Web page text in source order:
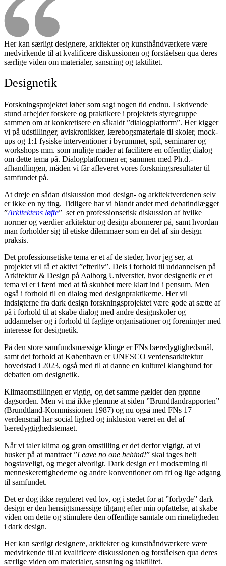
Her kan særligt designere, arkitekter og kunsthåndværkere være
medvirkende til at kvalificere diskussionen og forståelsen qua deres
særlige viden om materialer, sansning og taktilitet.
Designetik
Forskningsprojektet løber som sagt nogen tid endnu. I skrivende
stund arbejder forskere og praktikere i projektets styregruppe
sammen om at konkretisere en såkaldt ”dialogplatform”. Her kigger
vi på udstillinger, aviskronikker, lærebogsmateriale til skoler, mock-
ups og 1:1 fysiske interventioner i byrummet, spil, seminarer og
workshops mm. som mulige måder at facilitere en offentlig dialog
om dette tema på. Dialogplatformen er, sammen med Ph.d.-
afhandlingen, måden vi får afleveret vores forskningsresultater til
samfundet på.
At dreje en sådan diskussion mod design- og arkitektverdenen selv
er ikke en ny ting. Tidligere har vi blandt andet med debatindlægget
”Arkitektens løfte” set en professionsetisk diskussion af hvilke
normer og værdier arkitektur og design abonnerer på, samt hvordan
man forholder sig til etiske dilemmaer som en del af sin design
praksis.
Det professionsetiske tema er et af de steder, hvor jeg ser, at
projektet vil få et aktivt ”efterliv”. Dels i forhold til uddannelsen på
Arkitektur & Design på Aalborg Universitet, hvor designetik er et
tema vi er i færd med at få skubbet mere klart ind i pensum. Men
også i forhold til en dialog med designpraktikerne. Her vil
indsigterne fra dark design forskningsprojektet være gode at sætte af
på i forhold til at skabe dialog med andre designskoler og
uddannelser og i forhold til faglige organisationer og foreninger med
interesse for designetik.
På den store samfundsmæssige klinge er FNs bæredygtighedsmål,
samt det forhold at København er UNESCO verdensarkitektur
hovedstad i 2023, også med til at danne en kulturel klangbund for
debatten om designetik.
Klimaomstillingen er vigtig, og det samme gælder den grønne
dagsorden. Men vi må ikke glemme at siden ”Brundtlandrapporten”
(Brundtland-Kommissionen 1987) og nu også med FNs 17
verdensmål har social lighed og inklusion været en del af
bæredygtighedstemaet.
Når vi taler klima og grøn omstilling er det derfor vigtigt, at vi
husker på at mantraet ”Leave no one behind!” skal tages helt
bogstaveligt, og meget alvorligt. Dark design er i modsætning til
menneskerettighederne og andre konventioner om fri og lige adgang
til samfundet.
Det er dog ikke reguleret ved lov, og i stedet for at ”forbyde” dark
design er den hensigtsmæssige tilgang efter min opfattelse, at skabe
viden om dette og stimulere den offentlige samtale om rimeligheden
i dark design.
Her kan særligt designere, arkitekter og kunsthåndværkere være
medvirkende til at kvalificere diskussionen og forståelsen qua deres
særlige viden om materialer, sansning og taktilitet.